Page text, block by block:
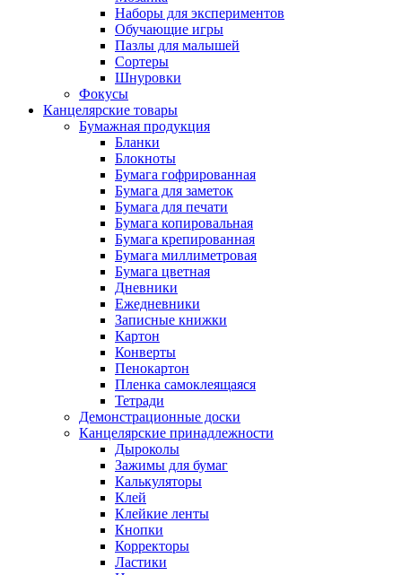
Наборы для экспериментов
Обучающие игры
Пазлы для малышей
Сортеры
Шнуровки
Фокусы
Канцелярские товары
Бумажная продукция
Бланки
Блокноты
Бумага гофрированная
Бумага для заметок
Бумага для печати
Бумага копировальная
Бумага крепированная
Бумага миллиметровая
Бумага цветная
Дневники
Ежедневники
Записные книжки
Картон
Конверты
Пенокартон
Пленка самоклеящаяся
Тетради
Демонстрационные доски
Канцелярские принадлежности
Дыроколы
Зажимы для бумаг
Калькуляторы
Клей
Клейкие ленты
Кнопки
Корректоры
Ластики